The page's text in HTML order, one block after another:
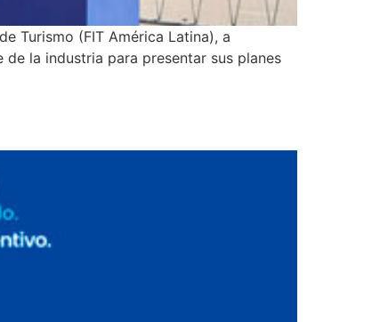
Turismo (FIT América Latina), a
la industria para presentar sus planes